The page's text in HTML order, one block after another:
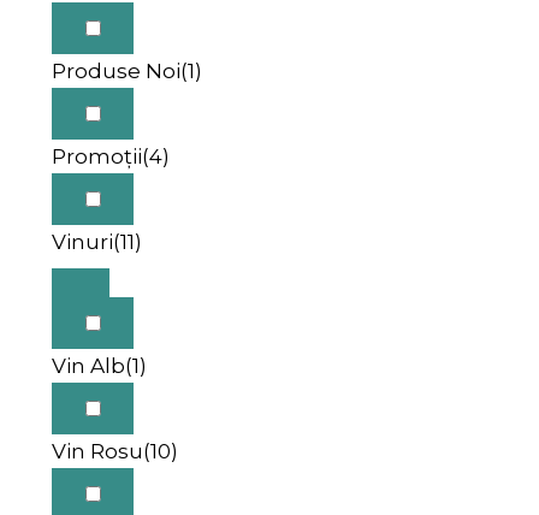
Produse Noi(1)
Promoții(4)
Vinuri(11)
Vin Alb(1)
Vin Rosu(10)